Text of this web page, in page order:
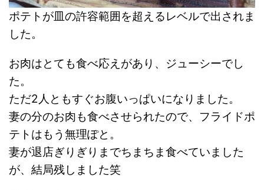
ポテトが皿の許容範囲を超えるレベルで出されま
した。
お肉はとても食べ応えがあり、ジューシーでし
た。
ただ2人ともすぐお腹いっぱいになりました。
妻の分のお肉も食べさせられたので、フライドポ
テトはもう無理ぽと。
妻が退店ぎりぎりまでちまちま食べていました
が、結局残しました笑